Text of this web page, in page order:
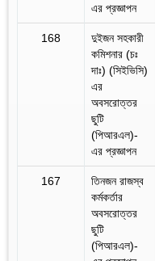
এর প্রজ্ঞাপন
168
দুইজন সহকারী
কমিশনার (চঃ
দাঃ) (সিইভিসি)
এর
অবসরোত্তর
ছুটি
(পিআরএল)-
এর প্রজ্ঞাপন
167
তিনজন রাজস্ব
কর্মকর্তার
অবসরোত্তর
ছুটি
(পিআরএল)-